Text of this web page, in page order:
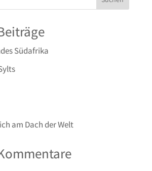
Südafrika
am Dach der Welt